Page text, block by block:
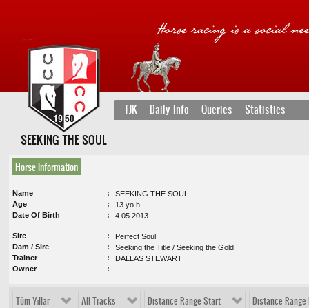
TJK Daily Info Queries Statistics
SEEKING THE SOUL
Horse Information
Name
SEEKING THE SOUL
Age
13 yo h
Date Of Birth
4.05.2013
Sire
Perfect Soul
Dam / Sire
Seeking the Title / Seeking the Gold
Trainer
DALLAS STEWART
Owner
Tüm Yıllar All Tracks Distance Range Start Distance Range